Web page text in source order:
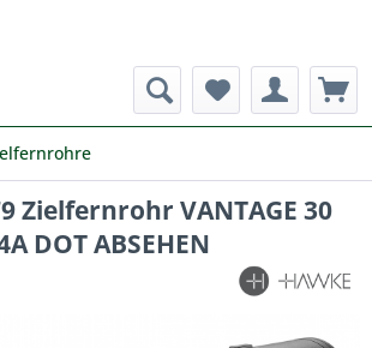
Zielfernrohr VANTAGE 30
DOT ABSEHEN